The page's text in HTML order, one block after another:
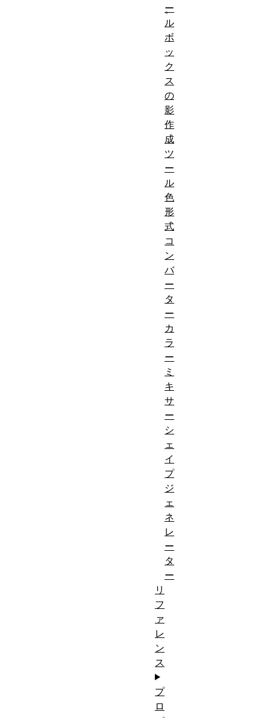
。
ー
ル
ボ
ッ
ク
ス
の
影
作
成
ツ
ー
ル
色
形
式
コ
ン
バ
ー
タ
ー
カ
ラ
ー
ミ
キ
サ
ー
シ
ェ
イ
プ
ジ
ェ
ネ
レ
ー
タ
ー
リ
フ
ァ
レ
ン
ス
プ
ロ